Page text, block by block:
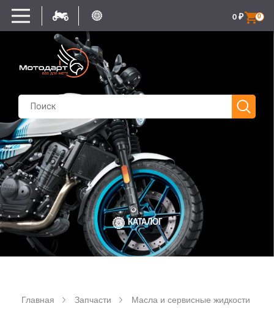
0
0 ₽
КАТАЛОГ
Главная Запчасти Масла и сервисные жидкости